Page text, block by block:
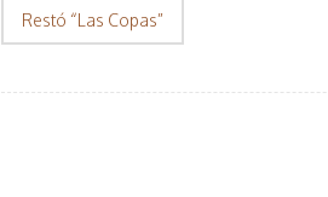
Restó “Las Copas”